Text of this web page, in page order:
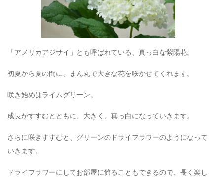
「アメリカアジサイ」とも呼ばれている、真っ白な紫陽花。
初夏から夏の間に、まん丸で大きな花を咲かせてくれます。
咲き始めはライムグリーン。
成長がすすむとともに、大きく、真っ白になっていきます。
さらに咲きすすむと、グリーンのドライフラワーのようになって
いきます。
ドライフラワーにしてお部屋に飾ることもできるので、長く楽し